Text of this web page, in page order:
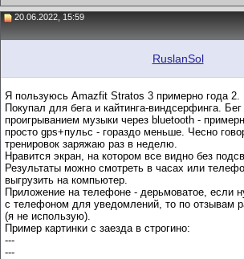
20.06.2022, 15:59
RuslanSol
Я пользуюсь Amazfit Stratos 3 примерно года 2.
Покупал для бега и кайтинга-виндсерфинга.
проигрыванием музыки через bluetooth -
просто gps+пульс - гораздо меньше. Чесно
тренировок заряжаю раз в неделю.
Нравится экран, на котором все видно без
Результаты можно смотреть в часах или
выгрузить на компьютер.
Приложение на телефоне - дерьмоватое, если
с телефоном для уведомлений, то по отзывам
(я не использую).
Пример картинки с заезда в строгино:
---
---